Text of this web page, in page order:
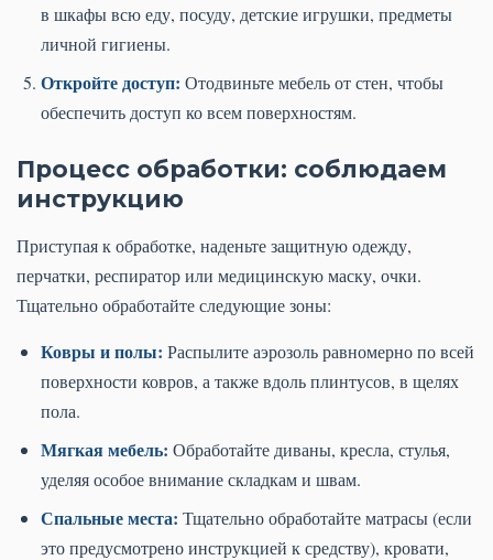
в шкафы всю еду, посуду, детские игрушки, предметы
личной гигиены.
Откройте доступ: Отодвиньте мебель от стен, чтобы
обеспечить доступ ко всем поверхностям.
Процесс обработки: соблюдаем
инструкцию
Приступая к обработке, наденьте защитную одежду,
перчатки, респиратор или медицинскую маску, очки.
Тщательно обработайте следующие зоны:
Ковры и полы: Распылите аэрозоль равномерно по всей
поверхности ковров, а также вдоль плинтусов, в щелях
пола.
Мягкая мебель: Обработайте диваны, кресла, стулья,
уделяя особое внимание складкам и швам.
Спальные места: Тщательно обработайте матрасы (если
это предусмотрено инструкцией к средству), кровати,